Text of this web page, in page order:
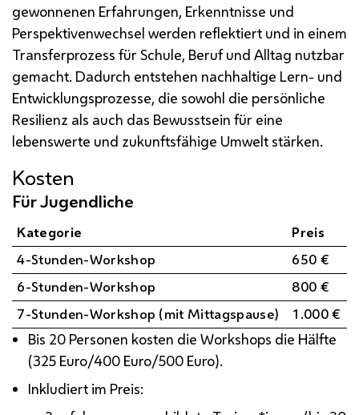
gewonnenen Erfahrungen, Erkenntnisse und
Perspektivenwechsel werden reflektiert und in einem
Transferprozess für Schule, Beruf und Alltag nutzbar
gemacht. Dadurch entstehen nachhaltige Lern- und
Entwicklungsprozesse, die sowohl die persönliche
Resilienz als auch das Bewusstsein für eine
lebenswerte und zukunftsfähige Umwelt stärken.
Kosten
Für Jugendliche
Kategorie
Preis
4-Stunden-Workshop
650 €
6-Stunden-Workshop
800 €
7-Stunden-Workshop (mit Mittagspause)
1.000 €
Bis 20 Personen kosten die Workshops die Hälfte
(325 Euro/400 Euro/500 Euro).
Inkludiert im Preis: